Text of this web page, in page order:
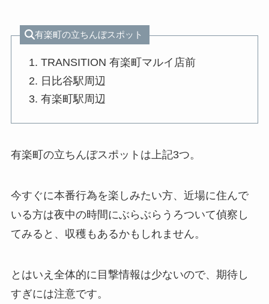
有楽町の立ちんぼスポット
TRANSITION 有楽町マルイ店前
日比谷駅周辺
有楽町駅周辺
有楽町の立ちんぼスポットは上記3つ。
今すぐに本番行為を楽しみたい方、近場に住んで
いる方は夜中の時間にぶらぶらうろついて偵察し
てみると、収穫もあるかもしれません。
とはいえ全体的に目撃情報は少ないので、期待し
すぎには注意です。